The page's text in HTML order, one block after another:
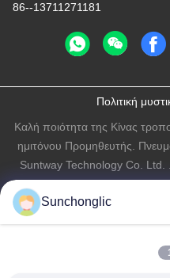
86--13711271181
Πολιτική
Καλή ποιότητα της Κίνας
ημιτόνου Προμηθευτής.
Suntway Technology Co. Ltd. .
Sunchonglic